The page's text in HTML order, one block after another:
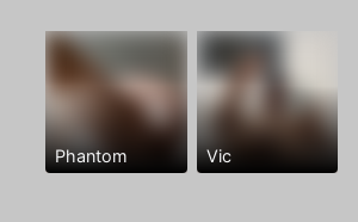
Phantom Vic